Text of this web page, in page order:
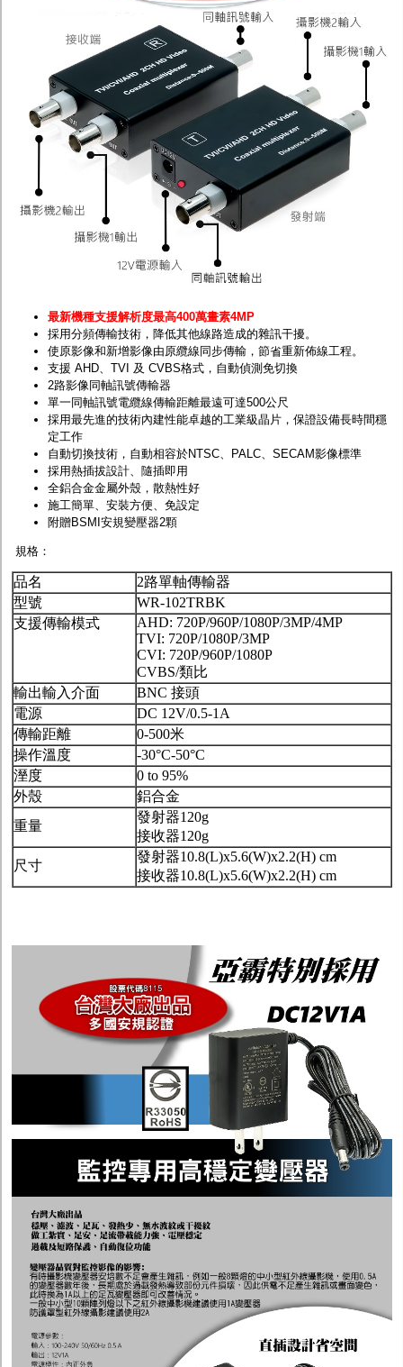
最新機種支援解析度最高400萬畫素4MP
採用分頻傳輸技術，降低其他線路造成的雜訊干擾。
使原影像和新增影像由原纜線同步傳輸，節省重新佈線工程。
支援 AHD、TVI 及 CVBS格式，自動偵測免切換
2路影像同軸訊號傳輸器
單一同軸訊號電纜線傳輸距離最遠可達500公尺
採用最先進的技術內建性能卓越的工業級晶片，保證設備長時間穩
定工作
自動切換技術，自動相容於NTSC、PALC、SECAM影像標準
採用熱插拔設計、隨插即用
全鋁合金金屬外殼，散熱性好
施工簡單、安裝方便、免設定
附贈BSMI安規變壓器2顆
規格：
品名
2路單軸傳輸器
型號
WR-102TRBK
支援傳輸模式
AHD: 720P/960P/1080P/3MP/4MP
TVI: 720P/1080P/3MP
CVI: 720P/960P/1080P
CVBS/類比
輸出輸入介面
BNC 接頭
電源
DC 12V/0.5-1A
傳輸距離
0-500米
操作溫度
-30°C-50°C
溼度
0 to 95%
外殼
鋁合金
重量
發射器120g
接收器120g
尺寸
發射器10.8(L)x5.6(W)x2.2(H) cm
接收器10.8(L)x5.6(W)x2.2(H) cm